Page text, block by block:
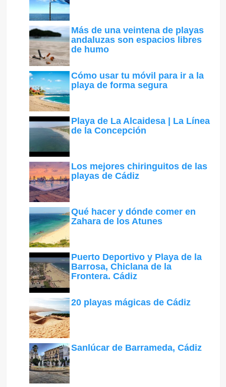
Más de una veintena de playas
andaluzas son espacios libres
de humo
Cómo usar tu móvil para ir a la
playa de forma segura
Playa de La Alcaidesa | La Línea
de la Concepción
Los mejores chiringuitos de las
playas de Cádiz
Qué hacer y dónde comer en
Zahara de los Atunes
Puerto Deportivo y Playa de la
Barrosa, Chiclana de la
Frontera. Cádiz
20 playas mágicas de Cádiz
Sanlúcar de Barrameda, Cádiz